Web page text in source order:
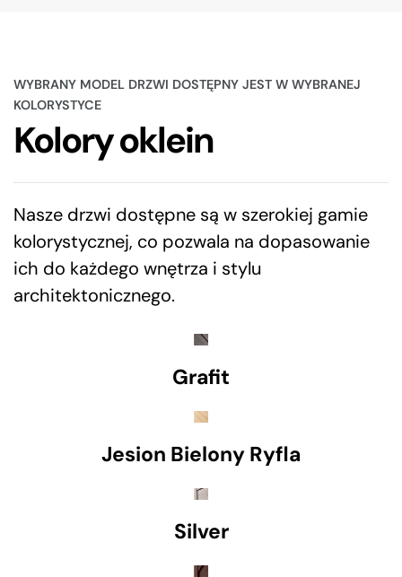
WYBRANY MODEL DRZWI DOSTĘPNY JEST W WYBRANEJ
KOLORYSTYCE
Kolory oklein
Nasze drzwi dostępne są w szerokiej gamie
kolorystycznej, co pozwala na dopasowanie
ich do każdego wnętrza i stylu
architektonicznego.
Grafit
Jesion Bielony Ryfla
Silver